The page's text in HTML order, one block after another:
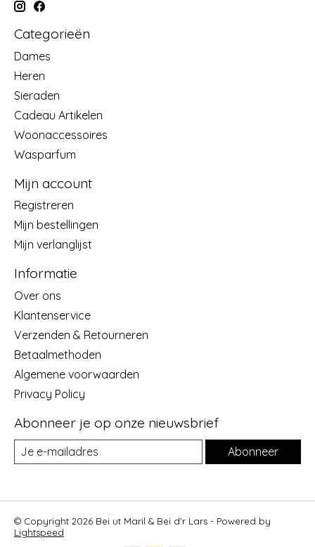
Categorieën
Dames
Heren
Sieraden
Cadeau Artikelen
Woonaccessoires
Wasparfum
Mijn account
Registreren
Mijn bestellingen
Mijn verlanglijst
Informatie
Over ons
Klantenservice
Verzenden & Retourneren
Betaalmethoden
Algemene voorwaarden
Privacy Policy
Abonneer je op onze nieuwsbrief
Abonneer
© Copyright 2026 Bei ut Maril & Bei d'r Lars - Powered by
Lightspeed